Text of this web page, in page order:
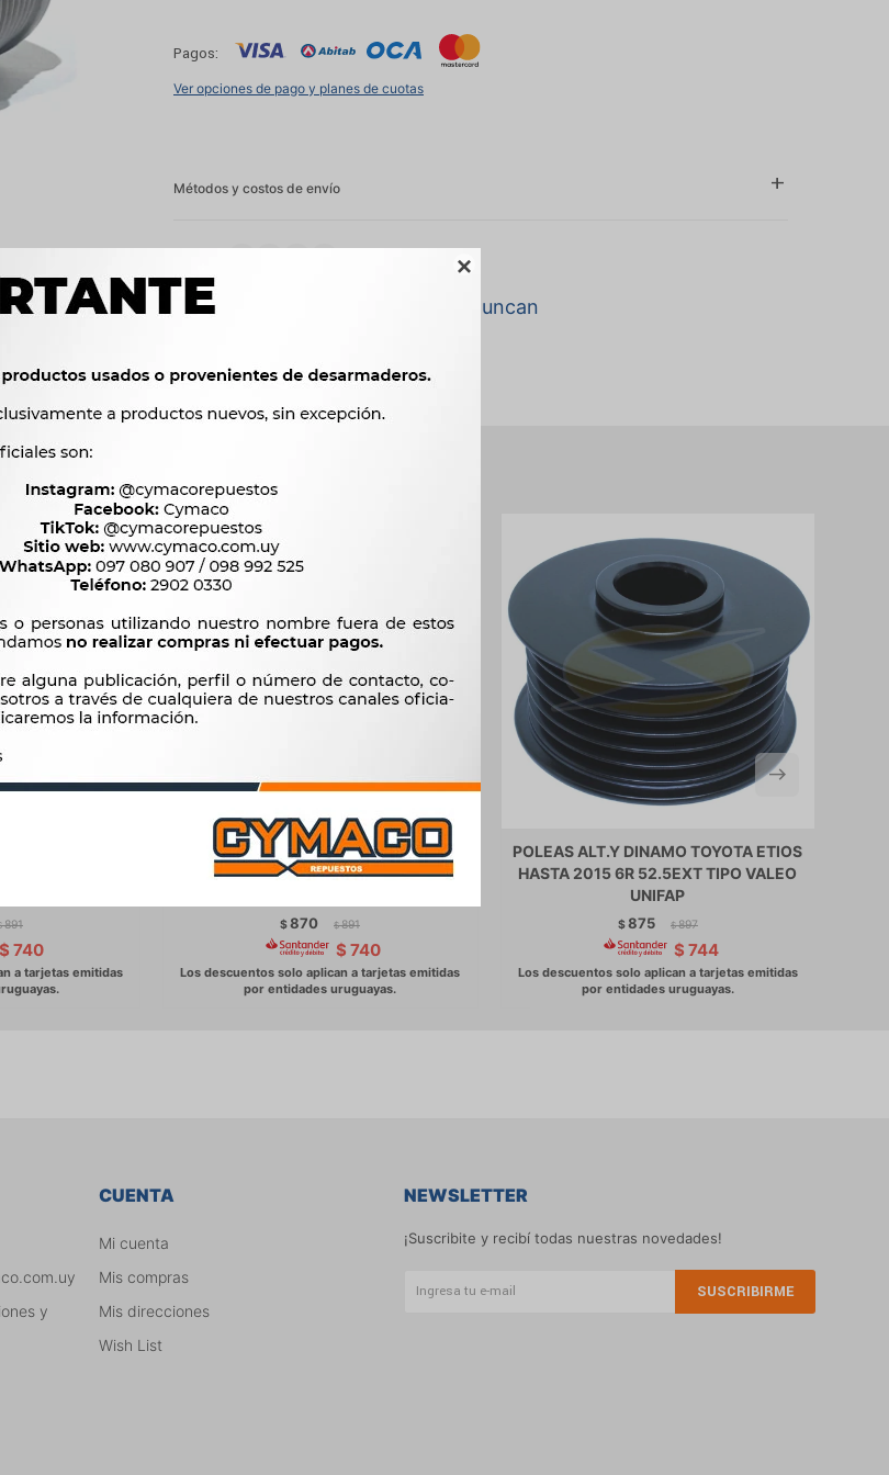

Pagos:
Ver opciones de pago y planes de cuotas
Métodos y costos de envío
Ver mas productos de la marca Duncan
FIAT FIAT -
6R 57 EXT
891
$ 740
POLEAS ALT.Y DINAMO RENAULT
MEGANE 6R 59 EXT , 7700110616
$870 $ 891
$ 740
POLEAS ALT.Y DINAMO TOYOTA ETIOS
HASTA 2015 6R 52.5EXT TIPO VALEO
UNIFAP
$875 $ 897
$ 744
y
CUENTA
Mi cuenta
Mis compras
Mis direcciones
Wish List
NEWSLETTER
¡Suscribite y recibí todas nuestras novedades!
SUSCRIBIRME